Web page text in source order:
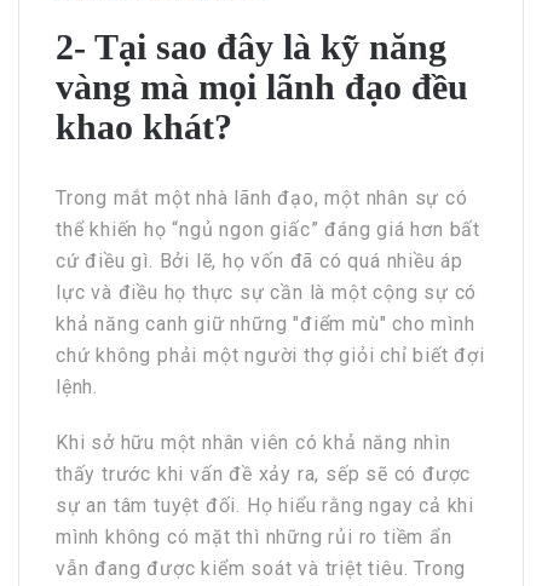
2- Tại sao đây là kỹ năng
vàng mà mọi lãnh đạo đều
khao khát?
Trong mắt một nhà lãnh đạo, một nhân sự có
thể khiến họ “ngủ ngon giấc” đáng giá hơn bất
cứ điều gì. Bởi lẽ, họ vốn đã có quá nhiều áp
lực và điều họ thực sự cần là một cộng sự có
khả năng canh giữ những "điểm mù" cho mình
chứ không phải một người thợ giỏi chỉ biết đợi
lệnh.
Khi sở hữu một nhân viên có khả năng nhìn
thấy trước khi vấn đề xảy ra, sếp sẽ có được
sự an tâm tuyệt đối. Họ hiểu rằng ngay cả khi
mình không có mặt thì những rủi ro tiềm ẩn
vẫn đang được kiểm soát và triệt tiêu. Trong